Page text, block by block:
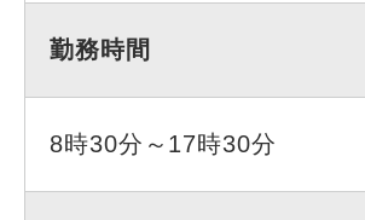
勤務時間
8時30分～17時30分